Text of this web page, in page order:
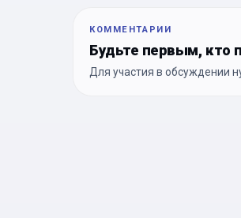
КОММЕНТАРИИ
Будьте первым, кто
Для участия в обсуждении